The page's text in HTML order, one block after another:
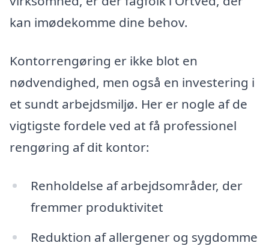
kan imødekomme dine behov.
Kontorrengøring er ikke blot en
nødvendighed, men også en investering i
et sundt arbejdsmiljø. Her er nogle af de
vigtigste fordele ved at få professionel
rengøring af dit kontor:
Renholdelse af arbejdsområder, der
fremmer produktivitet
Reduktion af allergener og sygdomme